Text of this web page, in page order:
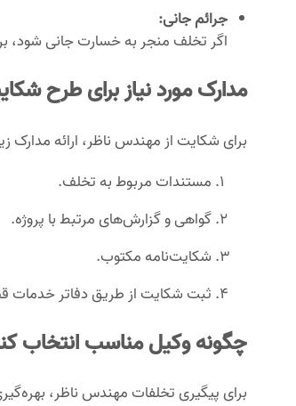
جرائم جانی:
اگر تخلف منجر به خسارت جانی شود،
مدارک مورد نیاز برای طرح
برای شکایت از مهندس ناظر، ارائه
مستندات مربوط به تخلف.
گواهی و گزارش‌های مرتبط با پروژه.
شکایت‌نامه مکتوب.
ثبت شکایت از طریق دفاتر خدمات
چگونه وکیل مناسب انتخاب
برای پیگیری تخلفات مهندس ناظر،